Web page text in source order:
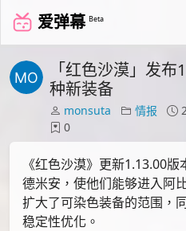
爱弹幕 Beta
「红色沙漠」发
种新装备
monsuta 情报
0
《红色沙漠》更新1.13.00
德米安，使他们能够进入阿
扩大了可染色装备的范围，
稳定性优化。